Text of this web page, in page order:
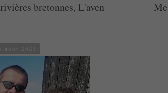
bretonnes, L'aven
août 2021